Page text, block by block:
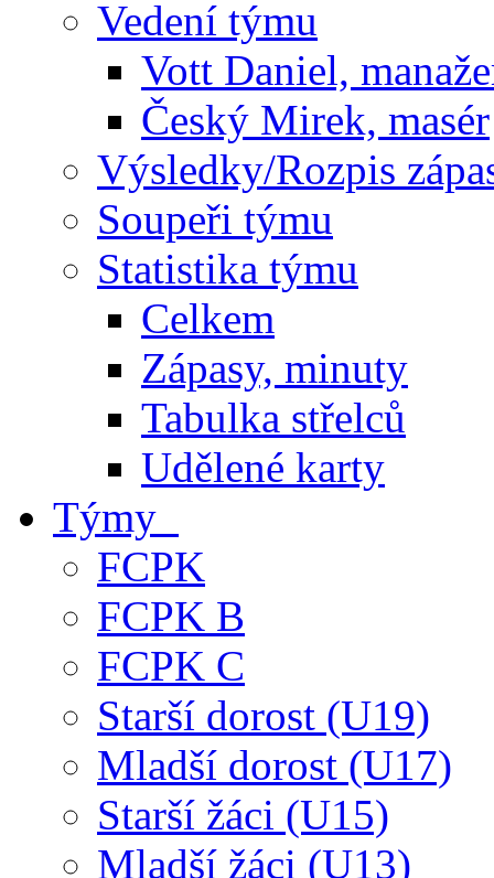
Vedení týmu
Vott Daniel,
Český Mirek, masér
Výsledky/Rozpis
Soupeři týmu
Statistika týmu
Celkem
Zápasy, minuty
Tabulka střelců
Udělené karty
Týmy
FCPK
FCPK B
FCPK C
Starší dorost (U19)
Mladší dorost (U17)
Starší žáci (U15)
Mladší žáci (U13)